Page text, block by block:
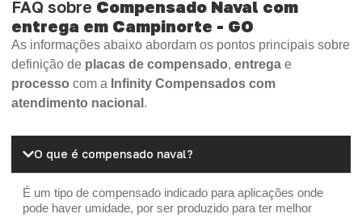
FAQ sobre Compensado Naval com
entrega em Campinorte - GO
As informações abaixo abordam os pontos principais sobre
definição de placas de compensado, entrega e
processo com a Infinity Compensados com
atendimento nacional .
O que é compensado naval?
É um tipo de compensado indicado para aplicações onde
pode haver umidade, por ser produzido para ter melhor